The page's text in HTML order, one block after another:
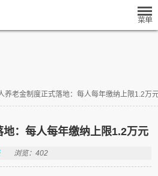
养老金制度正式落地：每人每年缴纳上限1.2万
：每人每年缴纳上限1.2万元
浏览：402